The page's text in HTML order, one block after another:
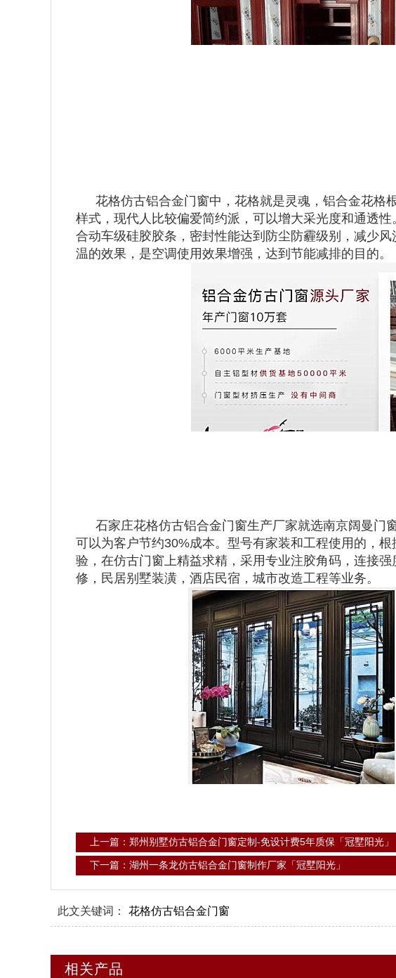
花格仿古铝合金门窗中，花格就是灵魂，铝合金花格
样式，现代人比较偏爱简约派，可以增大采光度和通透
合动车级硅胶胶条，密封性能达到防尘防霾级别，减少
温的效果，是空调使用效果增强，达到节能减排的目的。
石家庄花格仿古铝合金门窗生产厂家就选南京阔曼门
可以为客户节约30%成本。型号有家装和工程使用的，
验，在仿古门窗上精益求精，采用专业注胶角码，连接
修，民居别墅装潢，酒店民宿，城市改造工程等业务。
上一篇：郑州别墅仿古铝合金门窗定制-免设计费5年质保「冠墅阳光」
下一篇：湖州一条龙仿古铝合金门窗制作厂家「冠墅阳光」
此文关键词： 花格仿古铝合金门窗
相关产品